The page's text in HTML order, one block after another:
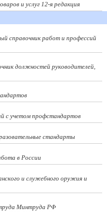
и услуг 12-я редакция
справочник работ и профессий
должностей руководителей,
с учетом профстандартов
стандарты
в России
и служебного оружия и
Минтруда РФ